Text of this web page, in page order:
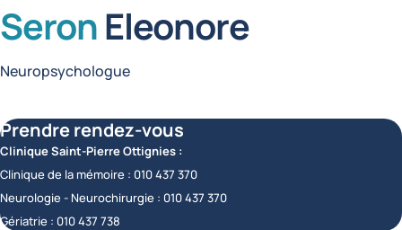
SeronEleonore
Fonctions
Neuropsychologue
Prendre rendez-vous
Clinique Saint-Pierre Ottignies :
Clinique de la mémoire : 010 437 370
Neurologie - Neurochirurgie : 010 437 370
Gériatrie : 010 437 738